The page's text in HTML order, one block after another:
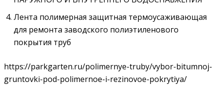
Лента полимерная защитная термоусаживающая
для ремонта заводского полиэтиленового
покрытия труб
https://parkgarten.ru/polimernye-truby/vybor-bitumnoj-
gruntovki-pod-polimernoe-i-rezinovoe-pokrytiya/